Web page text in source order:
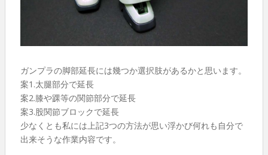
ガンプラの脚部延長には幾つか選択肢があるかと思います。
案1.太腿部分で延長
案2.膝や踝等の関節部分で延長
案3.股関節ブロックで延長
少なくとも私には上記3つの方法が思い浮かび何れも自分で
出来そうな作業内容です。